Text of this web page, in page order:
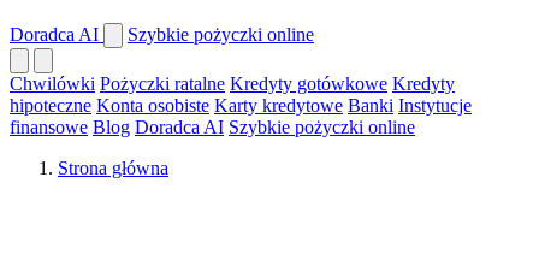
Doradca AI Szybkie pożyczki online
Chwilówki Pożyczki ratalne Kredyty gotówkowe Kredyty
hipoteczne Konta osobiste Karty kredytowe Banki Instytucje
finansowe Blog Doradca AI Szybkie pożyczki online
Strona główna